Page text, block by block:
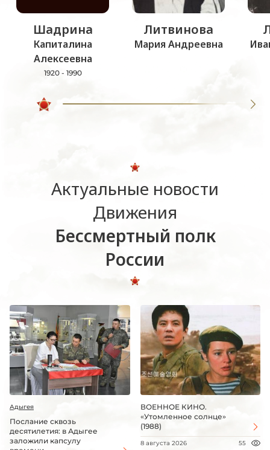
Шадрина
Капиталина
Алексеевна
1920 - 1990
Литвинова
Мария Андреевна
Актуальные новости
Движения
Бессмертный полк
России
Адыгея
Послание сквозь
десятилетия: в Адыгее
заложили капсулу
ВОЕННОЕ КИНО.
«Утомленное солнце»
(1988)
8 августа 2026 55